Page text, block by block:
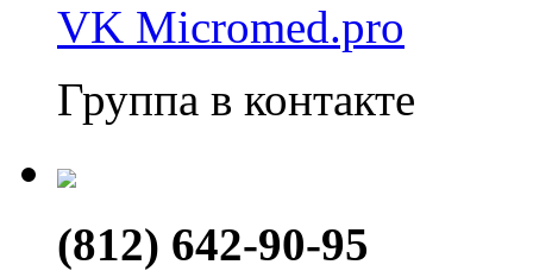
VK Micromed.pro
Группа в контакте
(812) 642-90-95